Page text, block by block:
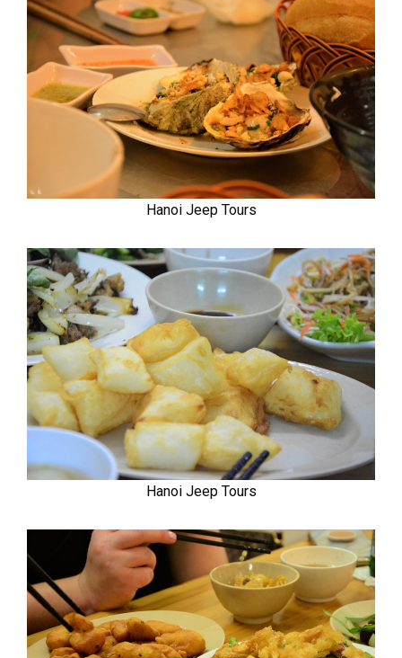
Hanoi Jeep Tours
Hanoi Jeep Tours